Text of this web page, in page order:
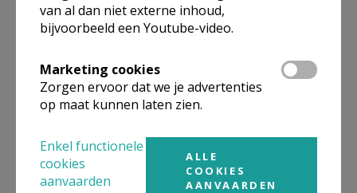
Lanceringsavond boek Zeven
kruiswoorden
van al dan niet externe inhoud,
bijvoorbeeld een Youtube-video.
Marketing cookies
Zorgen ervoor dat we je advertenties
op maat kunnen laten zien.
Enkel functionele
cookies
aanvaarden
ALLE
COOKIES
AANVAARDEN